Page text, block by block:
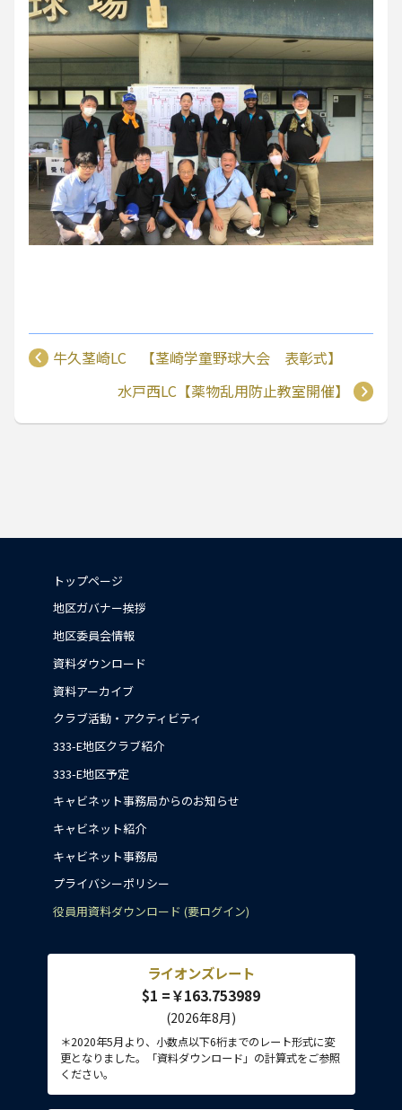
牛久茎崎LC 【茎崎学童野球大会 表彰式】
水戸西LC【薬物乱用防止教室開催】
トップページ
地区ガバナー挨拶
地区委員会情報
資料ダウンロード
資料アーカイブ
クラブ活動・アクティビティ
333-E地区クラブ紹介
333-E地区予定
キャビネット事務局からのお知らせ
キャビネット紹介
キャビネット事務局
プライバシーポリシー
役員用資料ダウンロード (要ログイン)
ライオンズレート
$1 =￥163.753989
(2026年8月)
＊2020年5月より、小数点以下6桁までのレート形式に変
更となりました。「資料ダウンロード」の計算式をご参照
ください。